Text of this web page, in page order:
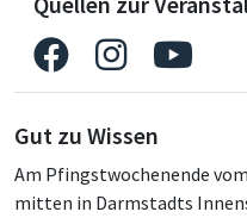
Gut zu Wissen
Am Pfingstwochenende vom
mitten in Darmstadts